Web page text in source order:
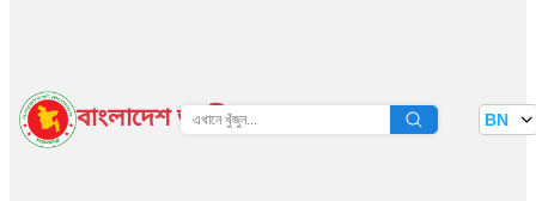
বাংলাদেশ জাতীয় তথ্য বাতায়ন BN